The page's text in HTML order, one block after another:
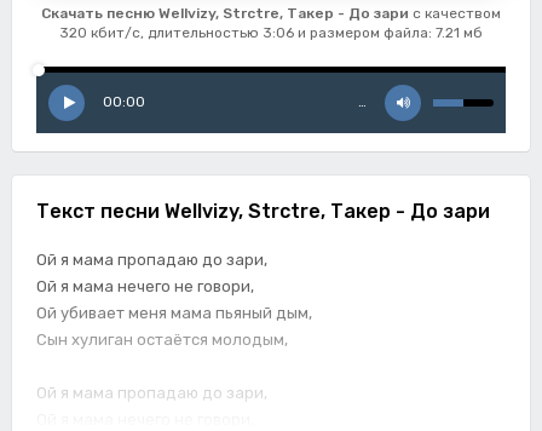
Скачать песню Wellvizy, Strctre, Такер - До зари с качеством
320 кбит/с, длительностью 3:06 и размером файла: 7.21 мб
00:00 …
Текст песни Wellvizy, Strctre, Такер - До зари
Ой я мама пропадаю до зари,
Ой я мама нечего не говори,
Ой убивает меня мама пьяный дым,
Сын хулиган остаётся молодым,
Ой я мама пропадаю до зари,